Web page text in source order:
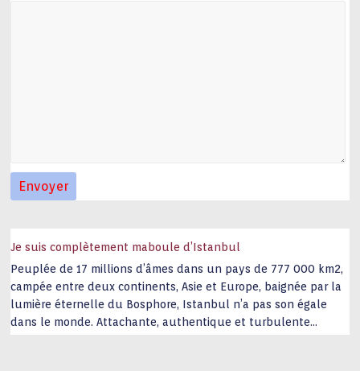
Je suis complètement maboule d’Istanbul
Peuplée de 17 millions d’âmes dans un pays de 777 000 km2,
campée entre deux continents, Asie et Europe, baignée par la
lumière éternelle du Bosphore, Istanbul n’a pas son égale
dans le monde. Attachante, authentique et turbulente